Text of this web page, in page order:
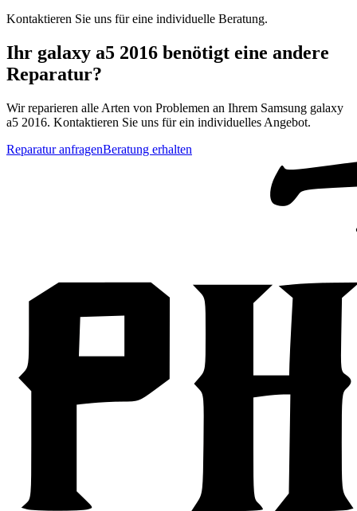
Kontaktieren Sie uns für eine individuelle Beratung.
Ihr galaxy a5 2016 benötigt eine andere
Reparatur?
Wir reparieren alle Arten von Problemen an Ihrem Samsung galaxy
a5 2016. Kontaktieren Sie uns für ein individuelles Angebot.
Reparatur anfragenBeratung erhalten